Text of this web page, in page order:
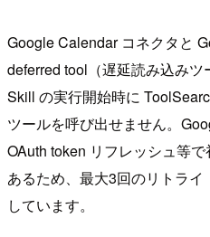
Google Calendar コネクタと
deferred tool（遅延読み込みツ
Skill の実行開始時に
ツールを呼び出せません。
OAuth token リフレッシュ等
あるため、最大3回のリトラ
しています。